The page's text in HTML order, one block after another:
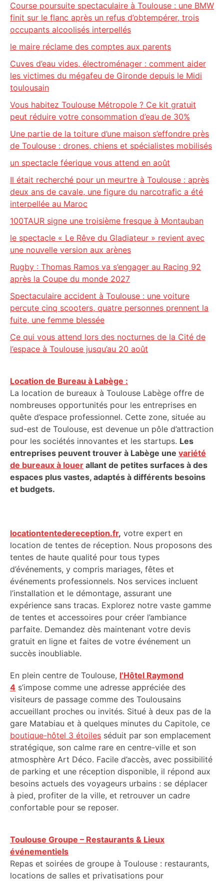
Course poursuite spectaculaire à Toulouse : une BMW
finit sur le flanc après un refus d’obtempérer, trois
occupants alcoolisés interpellés
le maire réclame des comptes aux parents
Cuves d’eau vides, électroménager : comment aider
les victimes du mégafeu de Gironde depuis le Midi
toulousain
Vous habitez Toulouse Métropole ? Ce kit gratuit
peut réduire votre consommation d’eau de 30%
Une partie de la toiture d’une maison s’effondre près
de Toulouse : drones, chiens et spécialistes mobilisés
un spectacle féerique vous attend en août
Il était recherché pour un meurtre à Toulouse : après
deux ans de cavale, une figure du narcotrafic a été
interpellée au Maroc
100TAUR signe une troisième fresque à Montauban
le spectacle « Le Rêve du Gladiateur » revient avec
une nouvelle version aux arènes
Rugby : Thomas Ramos va s’engager au Racing 92
après la Coupe du monde 2027
Spectaculaire accident à Toulouse : une voiture
percute cinq scooters, quatre personnes prennent la
fuite, une femme blessée
Ce qui vous attend lors des nocturnes de la Cité de
l’espace à Toulouse jusqu’au 20 août
Location de Bureau à Labège :
La location de bureaux à Toulouse Labège offre de
nombreuses opportunités pour les entreprises en
quête d’espace professionnel. Cette zone, située au
sud-est de Toulouse, est devenue un pôle d’attraction
pour les sociétés innovantes et les startups. Les
entreprises peuvent trouver à Labège une variété
de bureaux à louer allant de petites surfaces à des
espaces plus vastes, adaptés à différents besoins
et budgets.
locationtentedereception.fr, votre expert en
location de tentes de réception. Nous proposons des
tentes de haute qualité pour tous types
d’événements, y compris mariages, fêtes et
événements professionnels. Nos services incluent
l’installation et le démontage, assurant une
expérience sans tracas. Explorez notre vaste gamme
de tentes et accessoires pour créer l’ambiance
parfaite. Demandez dès maintenant votre devis
gratuit en ligne et faites de votre événement un
succès inoubliable.
En plein centre de Toulouse, l’Hôtel Raymond
4 s’impose comme une adresse appréciée des
visiteurs de passage comme des Toulousains
accueillant proches ou invités. Situé à deux pas de la
gare Matabiau et à quelques minutes du Capitole, ce
boutique-hôtel 3 étoiles séduit par son emplacement
stratégique, son calme rare en centre-ville et son
atmosphère Art Déco. Facile d’accès, avec possibilité
de parking et une réception disponible, il répond aux
besoins actuels des voyageurs urbains : se déplacer
à pied, profiter de la ville, et retrouver un cadre
confortable pour se reposer.
Toulouse Groupe – Restaurants & Lieux
événementiels
Repas et soirées de groupe à Toulouse : restaurants,
locations de salles et privatisations pour